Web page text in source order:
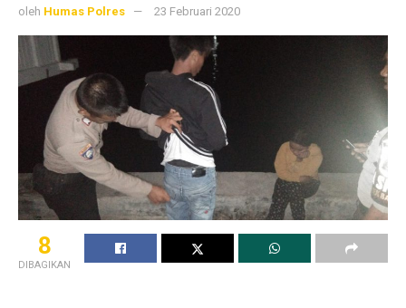
oleh Humas Polres 23 Februari 2020
8
DIBAGIKAN